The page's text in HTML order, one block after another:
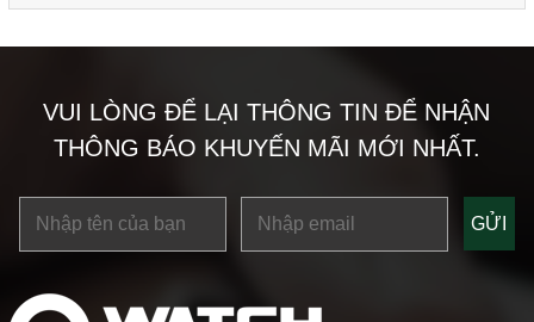
VUI LÒNG ĐỂ LẠI THÔNG TIN ĐỂ NHẬN
THÔNG BÁO KHUYẾN MÃI MỚI NHẤT.